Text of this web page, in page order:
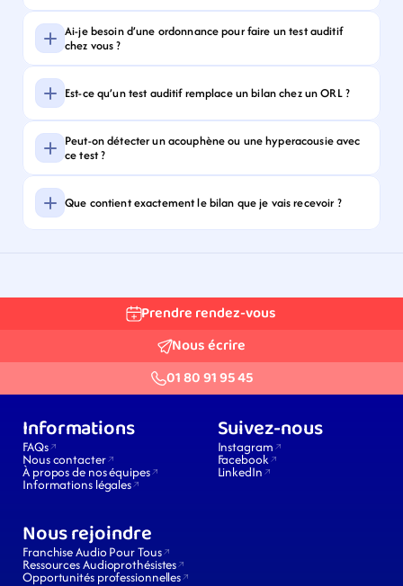
Ai-je besoin d’une ordonnance pour faire un test auditif
chez vous ?
Est-ce qu’un test auditif remplace un bilan chez un ORL ?
Peut-on détecter un acouphène ou une hyperacousie avec
ce test ?
Que contient exactement le bilan que je vais recevoir ?
Prendre rendez-vous
Nous écrire
01 80 91 95 45
Informations
FAQs
Nous contacter
À propos de nos équipes
Informations légales
Suivez-nous
Instagram
Facebook
LinkedIn
Nous rejoindre
Franchise Audio Pour Tous
Ressources Audioprothésistes
Opportunités professionnelles